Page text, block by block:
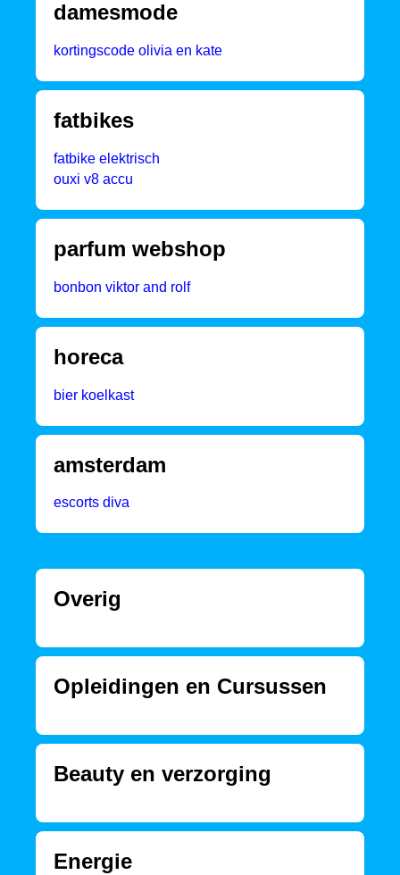
damesmode
kortingscode olivia en kate
fatbikes
fatbike elektrisch
ouxi v8 accu
parfum webshop
bonbon viktor and rolf
horeca
bier koelkast
amsterdam
escorts diva
Overig
Opleidingen en Cursussen
Beauty en verzorging
Energie